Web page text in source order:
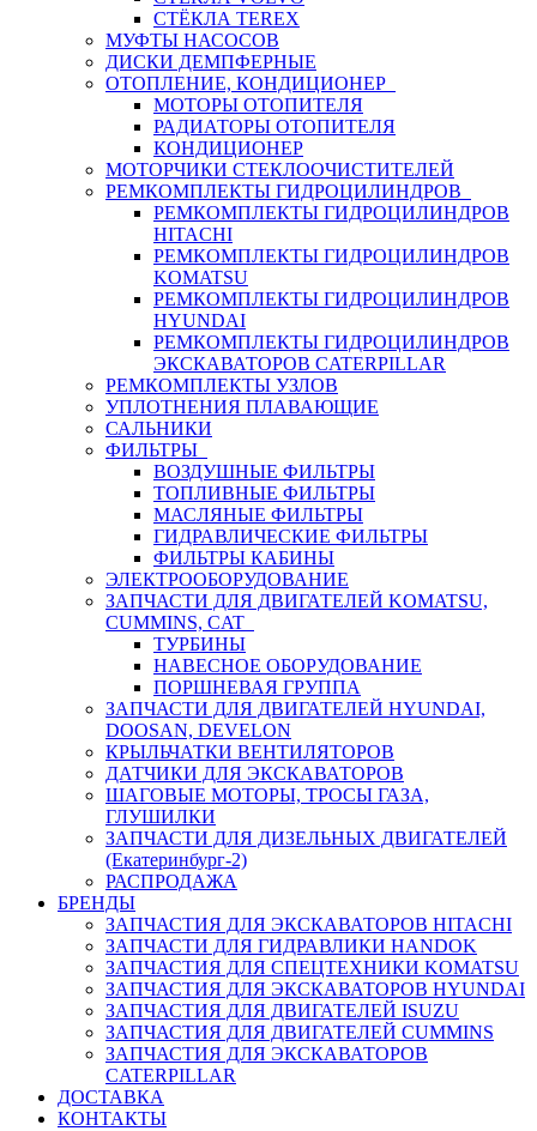
СТЁКЛА TEREX
МУФТЫ НАСОСОВ
ДИСКИ ДЕМПФЕРНЫЕ
ОТОПЛЕНИЕ, КОНДИЦИОНЕР
МОТОРЫ ОТОПИТЕЛЯ
РАДИАТОРЫ ОТОПИТЕЛЯ
КОНДИЦИОНЕР
МОТОРЧИКИ СТЕКЛООЧИСТИТЕЛЕЙ
РЕМКОМПЛЕКТЫ ГИДРОЦИЛИНДРОВ
РЕМКОМПЛЕКТЫ ГИДРОЦИЛИНДРОВ
HITACHI
РЕМКОМПЛЕКТЫ ГИДРОЦИЛИНДРОВ
KOMATSU
РЕМКОМПЛЕКТЫ ГИДРОЦИЛИНДРОВ
HYUNDAI
РЕМКОМПЛЕКТЫ ГИДРОЦИЛИНДРОВ
ЭКСКАВАТОРОВ CATERPILLAR
РЕМКОМПЛЕКТЫ УЗЛОВ
УПЛОТНЕНИЯ ПЛАВАЮЩИЕ
САЛЬНИКИ
ФИЛЬТРЫ
ВОЗДУШНЫЕ ФИЛЬТРЫ
ТОПЛИВНЫЕ ФИЛЬТРЫ
МАСЛЯНЫЕ ФИЛЬТРЫ
ГИДРАВЛИЧЕСКИЕ ФИЛЬТРЫ
ФИЛЬТРЫ КАБИНЫ
ЭЛЕКТРООБОРУДОВАНИЕ
ЗАПЧАСТИ ДЛЯ ДВИГАТЕЛЕЙ KOMATSU,
CUMMINS, CAT
ТУРБИНЫ
НАВЕСНОЕ ОБОРУДОВАНИЕ
ПОРШНЕВАЯ ГРУППА
ЗАПЧАСТИ ДЛЯ ДВИГАТЕЛЕЙ HYUNDAI,
DOOSAN, DEVELON
КРЫЛЬЧАТКИ ВЕНТИЛЯТОРОВ
ДАТЧИКИ ДЛЯ ЭКСКАВАТОРОВ
ШАГОВЫЕ МОТОРЫ, ТРОСЫ ГАЗА,
ГЛУШИЛКИ
ЗАПЧАСТИ ДЛЯ ДИЗЕЛЬНЫХ ДВИГАТЕЛЕЙ
(Екатеринбург-2)
РАСПРОДАЖА
БРЕНДЫ
ЗАПЧАСТИЯ ДЛЯ ЭКСКАВАТОРОВ HITACHI
ЗАПЧАСТИ ДЛЯ ГИДРАВЛИКИ HANDOK
ЗАПЧАСТИЯ ДЛЯ СПЕЦТЕХНИКИ KOMATSU
ЗАПЧАСТИЯ ДЛЯ ЭКСКАВАТОРОВ HYUNDAI
ЗАПЧАСТИЯ ДЛЯ ДВИГАТЕЛЕЙ ISUZU
ЗАПЧАСТИЯ ДЛЯ ДВИГАТЕЛЕЙ CUMMINS
ЗАПЧАСТИЯ ДЛЯ ЭКСКАВАТОРОВ
CATERPILLAR
ДОСТАВКА
КОНТАКТЫ